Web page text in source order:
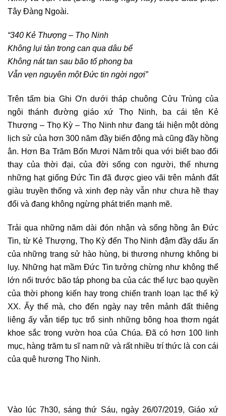
Tây Đàng Ngoài.
“340 Kẻ Thượng – Thọ Ninh
Không lụi tàn trong can qua dâu bể
Không nát tan sau bão tố phong ba
Vẫn vẹn nguyên một Đức tin ngời ngợi”
Trên tấm bia Ghi Ơn dưới tháp chuông Cửu Trùng của
ngôi thánh đường giáo xứ Thọ Ninh, ba cái tên Kẻ
Thượng – Thọ Kỳ – Thọ Ninh như đang tái hiện một dòng
lịch sử của hơn 300 năm đầy biến động mà cũng đầy hồng
ân. Hơn Ba Trăm Bốn Mươi Năm trôi qua với biết bao đổi
thay của thời đại, của đời sống con người, thế nhưng
những hạt giống Đức Tin đã được gieo vãi trên mảnh đất
giàu truyền thống và xinh đẹp này vẫn như chưa hề thay
đổi và đang không ngừng phát triển mạnh mẽ.
Trải qua những năm dài đón nhận và sống hồng ân Đức
Tin, từ Kẻ Thượng, Thọ Kỳ đến Thọ Ninh đậm đầy dấu ấn
của những trang sử hào hùng, bi thương nhưng không bi
lụy. Những hạt mầm Đức Tin tưởng chừng như không thể
lớn nổi trước bão táp phong ba của các thế lực bạo quyền
của thời phong kiến hay trong chiến tranh loạn lạc thế kỷ
XX. Ấy thế mà, cho đến ngày nay trên mảnh đất thiêng
liêng ấy vẫn tiếp tục trổ sinh những bông hoa thơm ngát
khoe sắc trong vườn hoa của Chúa. Đã có hơn 100 linh
mục, hàng trăm tu sĩ nam nữ và rất nhiều trí thức là con cái
của quê hương Thọ Ninh.
Vào lúc 7h30, sáng thứ Sáu, ngày 26/07/2019, Giáo xứ